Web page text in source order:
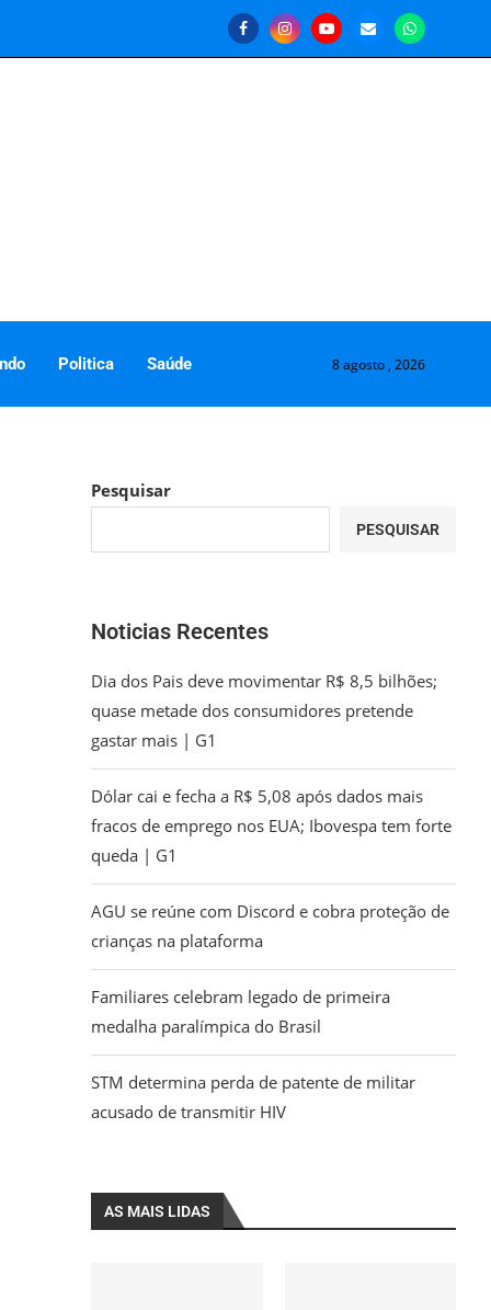
Politica Saúde 8 agosto , 2026
Pesquisar
PESQUISAR
Noticias Recentes
Dia dos Pais deve movimentar R$ 8,5 bilhões;
quase metade dos consumidores pretende
gastar mais | G1
Dólar cai e fecha a R$ 5,08 após dados mais
fracos de emprego nos EUA; Ibovespa tem forte
queda | G1
AGU se reúne com Discord e cobra proteção de
crianças na plataforma
Familiares celebram legado de primeira
medalha paralímpica do Brasil
STM determina perda de patente de militar
acusado de transmitir HIV
AS MAIS LIDAS